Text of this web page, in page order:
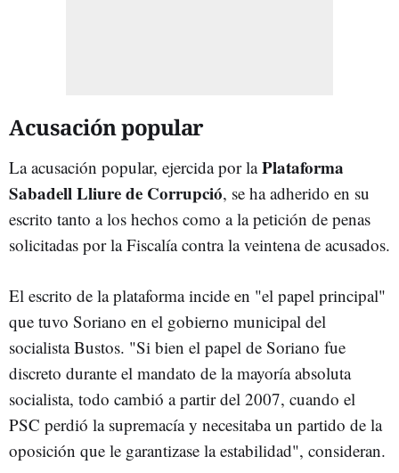
Acusación popular
La acusación popular, ejercida por laPlataforma
Sabadell Lliure de Corrupció, se ha adherido en su
escrito tanto a los hechos como a la petición de penas
solicitadas por la Fiscalía contra la veintena de acusados.
El escrito de la plataforma incide en "el papel principal"
que tuvo Soriano en el gobierno municipal del
socialista Bustos. "Si bien el papel de Soriano fue
discreto durante el mandato de la mayoría absoluta
socialista, todo cambió a partir del 2007, cuando el
PSC perdió la supremacía y necesitaba un partido de la
oposición que le garantizase la estabilidad", consideran.